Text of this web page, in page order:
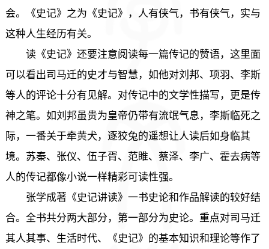
会。《史记》之为《史记》，人有侠气，书有侠气，实与
这种人生经历有关。
读《史记》还要注意阅读每一篇传记的赞语，这里面
可以看出司马迁的史才与智慧，如他对刘邦、项羽、李斯
等人的评论十分有见解。对传记中的文学性描写，更是传
神之笔。如刘邦虽贵为皇帝仍带有流氓气息，李斯临死之
际，一番关于牵黄犬，逐狡兔的遥想让人读后如身临其
境。苏秦、张仪、伍子胥、范睢、蔡泽、李广、霍去病等
人的传记都像小说一样精彩可读性强。
张学成著《史记讲读》一书史论和作品解读的较好结
合。全书共分两大部分，第一部分为史论。重点对司马迁
其人其事、生活时代、《史记》的基本知识和理论等作了